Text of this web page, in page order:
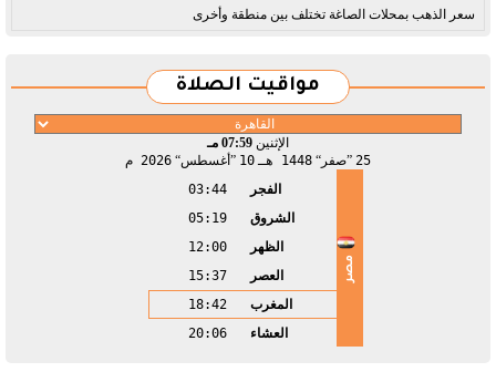
سعر الذهب بمحلات الصاغة تختلف بين منطقة وأخرى
مواقيت الصلاة
الإثنين 07:59 مـ
25 صفر 1448 هـ 10 أغسطس 2026 م
مصر
الفجر
03:44
الشروق
05:19
الظهر
12:00
العصر
15:37
المغرب
18:42
العشاء
20:06